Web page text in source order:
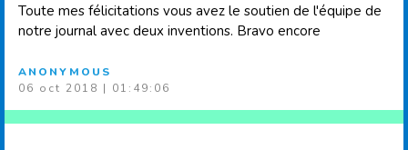
Toute mes félicitations vous avez le soutien de l'équipe de
notre journal avec deux inventions. Bravo encore
ANONYMOUS
06 oct 2018 | 01:49:06